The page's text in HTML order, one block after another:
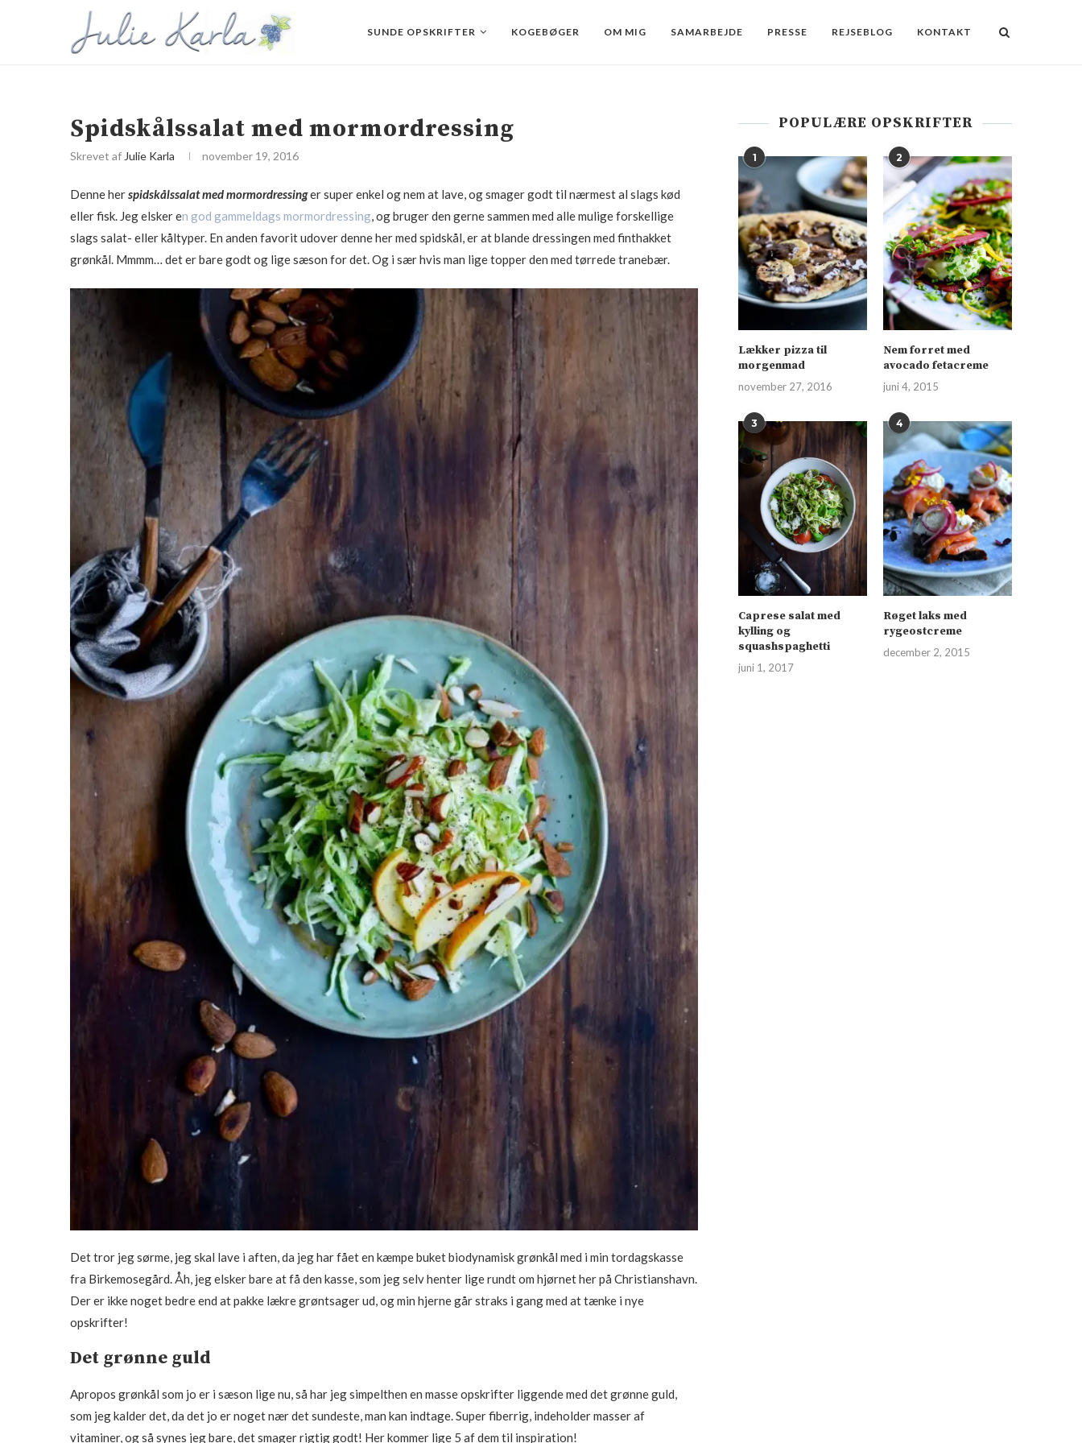
SUNDE OPSKRIFTER KOGEBØGER OM MIG SAMARBEJDE PRESSE REJSEBLOG KONTAKT
Spidskålssalat med mormordressing
Skrevet af Julie Karla november 19, 2016
Denne herspidskålssalat med mormordressinger super enkel og nem at lave, og smager godt til nærmest al slags kød
eller fisk. Jeg elsker en god gammeldags mormordressing, og bruger den gerne sammen med alle mulige forskellige
slags salat- eller kåltyper. En anden favorit udover denne her med spidskål, er at blande dressingen med finthakket
grønkål. Mmmm… det er bare godt og lige sæson for det. Og i sær hvis man lige topper den med tørrede tranebær.
Det tror jeg sørme, jeg skal lave i aften, da jeg har fået en kæmpe buket biodynamisk grønkål med i min tordagskasse
fra Birkemosegård. Åh, jeg elsker bare at få den kasse, som jeg selv henter lige rundt om hjørnet her på Christianshavn.
Der er ikke noget bedre end at pakke lækre grøntsager ud, og min hjerne går straks i gang med at tænke i nye
opskrifter!
Det grønne guld
Apropos grønkål som jo er i sæson lige nu, så har jeg simpelthen en masse opskrifter liggende med det grønne guld,
som jeg kalder det, da det jo er noget nær det sundeste, man kan indtage. Super fiberrig, indeholder masser af
vitaminer, og så synes jeg bare, det smager rigtig godt! Her kommer lige 5 af dem til inspiration!
POPULÆRE OPSKRIFTER
1
Lækker pizza til
morgenmad
november 27, 2016
2
Nem forret med
avocado fetacreme
juni 4, 2015
3
Caprese salat med
kylling og
squashspaghetti
juni 1, 2017
4
Røget laks med
rygeostcreme
december 2, 2015